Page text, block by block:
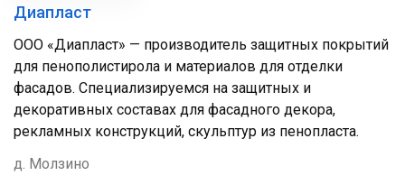
Диапласт
ООО «Диапласт» — производитель защитных покрытий
для пенополистирола и материалов для отделки
фасадов. Специализируемся на защитных и
декоративных составах для фасадного декора,
рекламных конструкций, скульптур из пенопласта.
д. Молзино